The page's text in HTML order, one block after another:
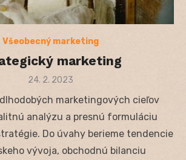
Všeobecný marketing
marketing
Posted
24. 2. 2023
marketingových cieľov
analýzu a presnú formuláciu
Do úvahy berieme tendencie
vývoja, obchodnú bilanciu